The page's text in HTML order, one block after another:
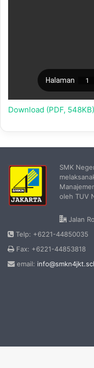
Download (PDF, 548KB)
SMK
oleh TUV
Jalan
Telp: +6221-44850035
Fax: +6221-44853818
email: